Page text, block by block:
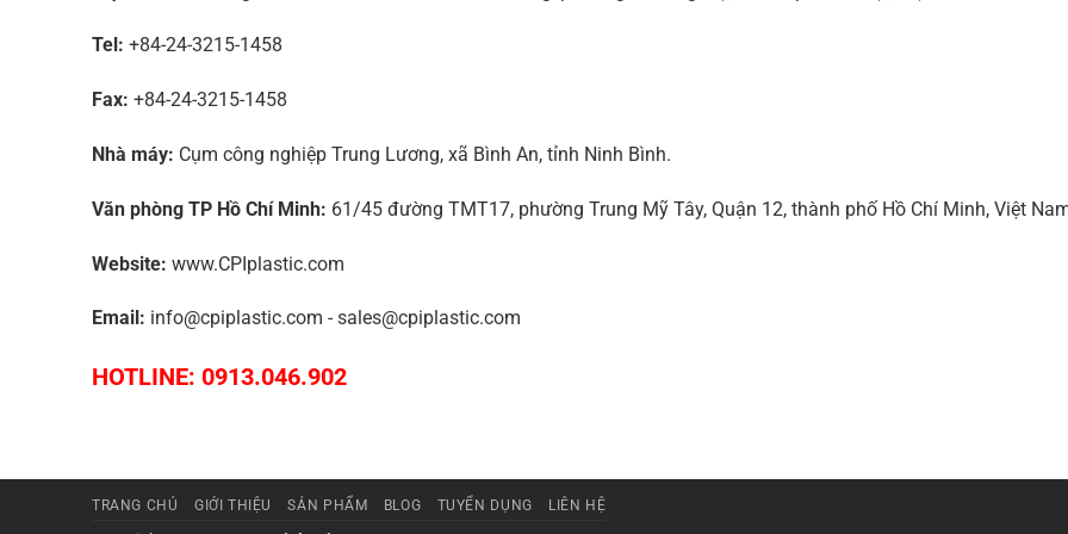
Tel: +84-24-3215-1458
Fax: +84-24-3215-1458
Nhà máy: Cụm công nghiệp Trung Lương, xã Bình An, tỉnh Ninh Bình.
Văn phòng TP Hồ Chí Minh: 61/45 đường TMT17, phường Trung Mỹ Tây, Quận 12, thành phố Hồ Chí Minh, Việt
Website: www.CPIplastic.com
Email: info@cpiplastic.com - sales@cpiplastic.com
HOTLINE: 0913.046.902
TRANG CHỦ GIỚI THIỆU SẢN PHẨM BLOG TUYỂN DỤNG LIÊN HỆ